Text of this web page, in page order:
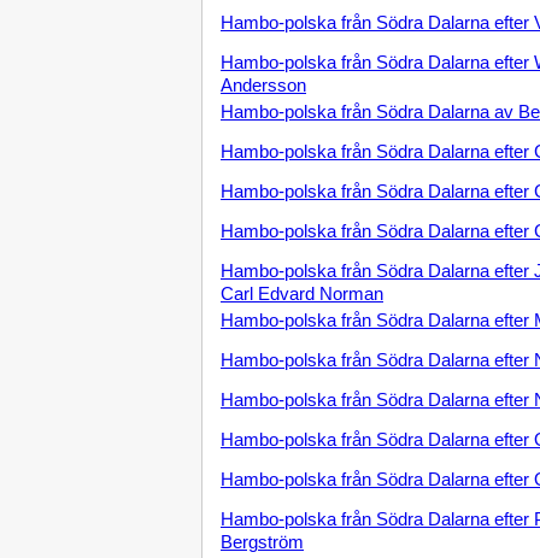
Hambo-polska från Södra Dalarna efter
Hambo-polska från Södra Dalarna efter
Andersson
Hambo-polska från Södra Dalarna av
Hambo-polska från Södra Dalarna efter
Hambo-polska från Södra Dalarna efter
Hambo-polska från Södra Dalarna efter
Hambo-polska från Södra Dalarna efter
Carl Edvard Norman
Hambo-polska från Södra Dalarna efter
Hambo-polska från Södra Dalarna efter
Hambo-polska från Södra Dalarna efter
Hambo-polska från Södra Dalarna efter
Hambo-polska från Södra Dalarna efter
Hambo-polska från Södra Dalarna efter
Bergström